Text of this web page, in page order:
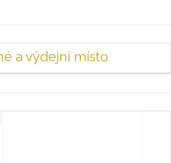
a výdejní místo